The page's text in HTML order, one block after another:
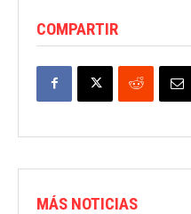
COMPARTIR
MÁS NOTICIAS